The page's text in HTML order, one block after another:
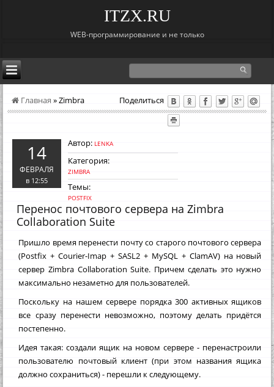
ITZX.RU
WEB-программирование и не только
Главная »Zimbra Поделиться
14
ФЕВРАЛЯ
в 12:55
Автор: LENKA
Категория:
ZIMBRA
Темы:
POSTFIX
Перенос почтового сервера на Zimbra
Collaboration Suite
Пришло время перенести почту со старого почтового сервера
(Postfix + Courier-Imap + SASL2 + MySQL + ClamAV) на новый
сервер Zimbra Collaboration Suite. Причем сделать это нужно
максимально незаметно для пользователей.
Поскольку на нашем сервере порядка 300 активных ящиков
все сразу перенести невозможно, поэтому делать придётся
постепенно.
Идея такая: создали ящик на новом сервере - перенастроили
пользователю почтовый клиент (при этом названия ящика
должно сохраниться) - перешли к следующему.